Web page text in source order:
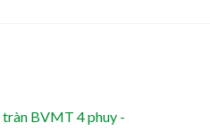
BVMT 4 phuy -